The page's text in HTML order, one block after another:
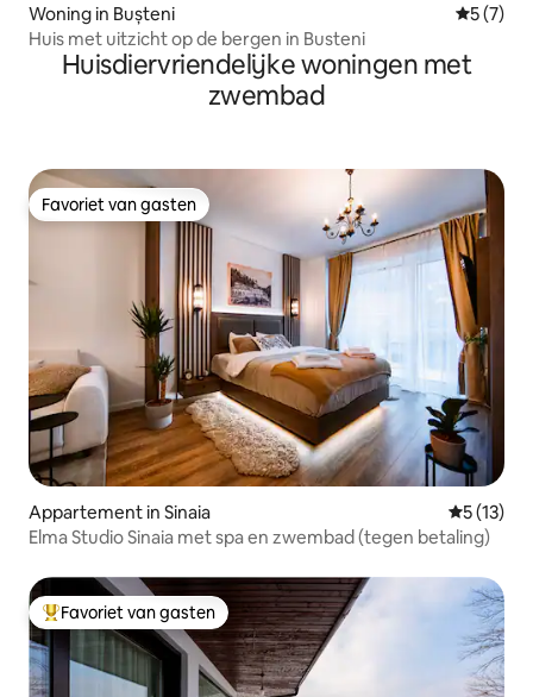
Woning in Bușteni
5 (7)
Huis met uitzicht op de bergen in Busteni
Huisdiervriendelijke woningen met
zwembad
Favoriet van gasten
Favoriet van gasten
Appartement in Sinaia
5 (13)
Elma Studio Sinaia met spa en zwembad (tegen betaling)
Topfavoriet van gasten
Favoriet van gasten